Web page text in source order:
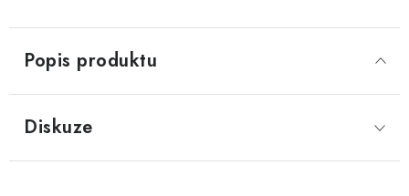
Popis produktu
Diskuze